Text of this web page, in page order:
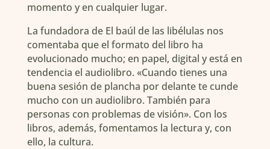
momento y en cualquier lugar.
La fundadora de El baúl de las libélulas nos
comentaba que el formato del libro ha
evolucionado mucho; en papel, digital y está en
tendencia el audiolibro. «Cuando tienes una
buena sesión de plancha por delante te cunde
mucho con un audiolibro. También para
personas con problemas de visión». Con los
libros, además, fomentamos la lectura y, con
ello, la cultura.